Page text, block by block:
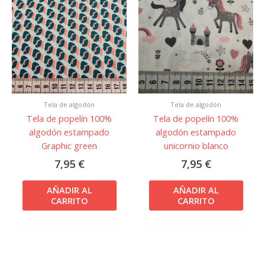
Tela de algodón
Tela de popelín 100%
algodón estampado
Graphic green
7,95 €
AÑADIR AL
CARRITO
Tela de algodón
Tela de popelín 100%
algodón estampado
unicornio blanco
7,95 €
AÑADIR AL
CARRITO